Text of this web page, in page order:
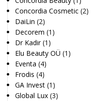
Concordia Cosmetic (2)
DaiLin (2)
Decorem (1)
Dr Kadir (1)
Elu Beauty OÜ (1)
Eventa (4)
Frodis (4)
GA Invest (1)
Global Lux (3)